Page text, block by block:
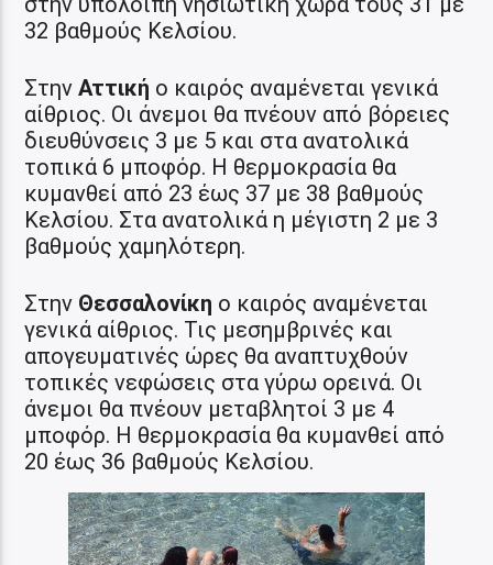
32 βαθμούς Κελσίου.
ΣτηνΑττική ο καιρός αναμένεται γενικά
αίθριος. Οι άνεμοι θα πνέουν από βόρειες
διευθύνσεις 3 με 5 και στα ανατολικά
τοπικά 6 μποφόρ. Η θερμοκρασία θα
κυμανθεί από 23 έως 37 με 38 βαθμούς
Κελσίου. Στα ανατολικά η μέγιστη 2 με 3
βαθμούς χαμηλότερη.
Στην Θεσσαλονίκη ο καιρός αναμένεται
γενικά αίθριος. Τις μεσημβρινές και
απογευματινές ώρες θα αναπτυχθούν
τοπικές νεφώσεις στα γύρω ορεινά. Οι
άνεμοι θα πνέουν μεταβλητοί 3 με 4
μποφόρ. Η θερμοκρασία θα κυμανθεί από
20 έως 36 βαθμούς Κελσίου.